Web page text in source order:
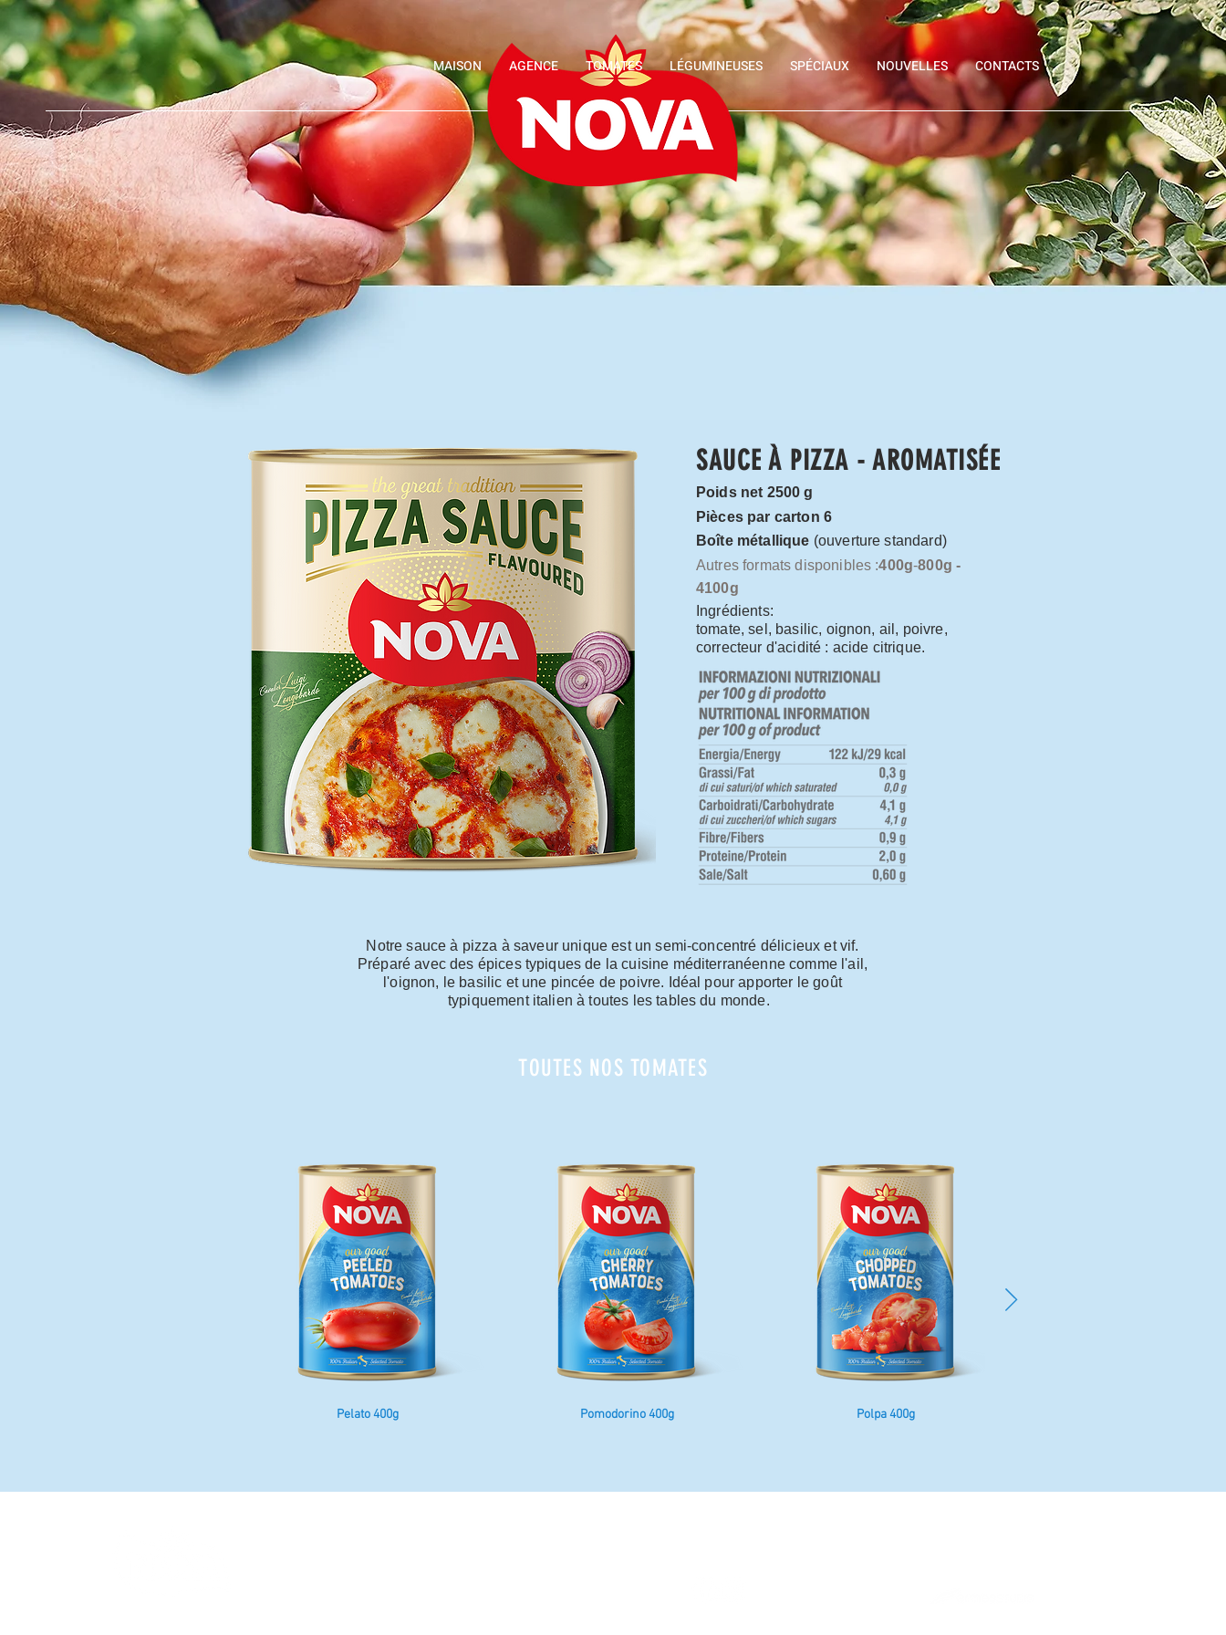
MAISON AGENCE TOMATES LÉGUMINEUSES SPÉCIAUX NOUVELLES CONTACTS
SAUCE À PIZZA - AROMATISÉE
Poids net 2500 g
Pièces par carton 6
Boîte métallique (ouverture standard)
Autres formats disponibles :400g-800g -
4100g
Ingrédients:
tomate, sel, basilic, oignon, ail, poivre,
correcteur d'acidité : acide citrique.
Notre sauce à pizza à saveur unique est un semi-concentré délicieux et vif.
Préparé avec des épices typiques de la cuisine méditerranéenne comme l'ail,
l'oignon, le basilic et une pincée de poivre. Idéal pour apporter le goût
typiquement italien à toutes les tables du monde.
TOUTES NOS TOMATES
Pelato 400g Pomodorino 400g Polpa 400g